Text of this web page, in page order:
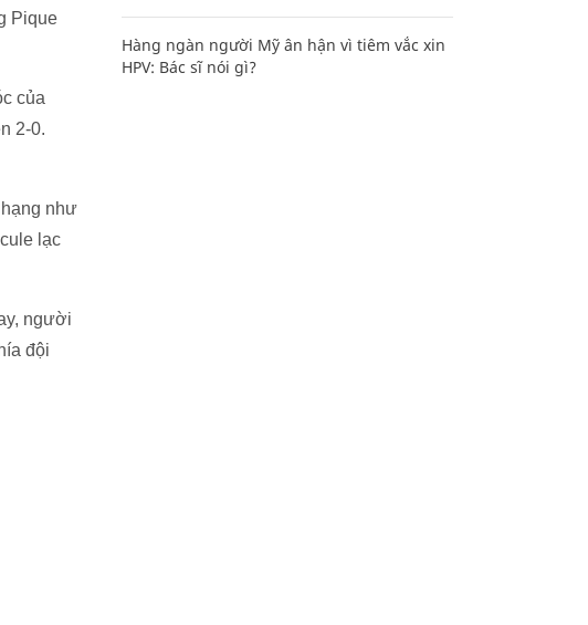
Pique
của
2-0.
như
lạc
người
đội
Hàng ngàn người Mỹ ân hận vì tiêm vắc xin
HPV: Bác sĩ nói gì?